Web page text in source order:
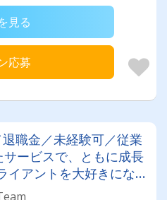
見る
応募
職金／未経験可／従業
ービスで、ともに成長
イアントを大好きになれ
誇りを持てるんです!!!そ